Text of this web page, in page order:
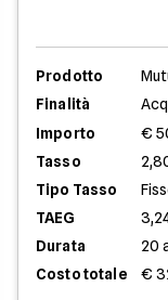
Prodotto
Finalità
Importo
€
Tasso
Tipo Tasso
TAEG
Durata
20
Costo totale
€